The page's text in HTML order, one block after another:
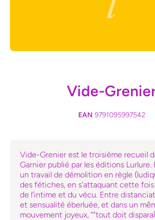
Vide-
EAN 9791095997542
Vide-Grenier est le troisième recueil
Garnier publié par les éditions Lurlure.
un travail de démolition en règle
des fétiches, en s’attaquant cette
de l’intime et du vécu. Entre
et sensualité éberluée, et dans un
mouvement joyeux, ""tout doit